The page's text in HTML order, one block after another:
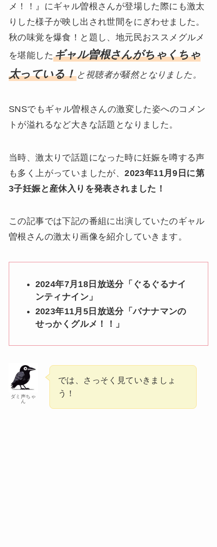
メ！！』にギャル曽根さんが登場した際にも激太
りした様子が映し出され世間をにぎわせました。
秋の味覚を爆食！と題し、地元民おススメグルメ
を堪能したギャル曽根さんがちゃくちゃ
太っている！ と視聴者が騒然となりました。
SNSでもギャル曽根さんの激変した姿へのコメン
トが溢れるなど大きな話題となりました。
当時、激太りで話題になった時に妊娠を噂する声
も多く上がっていましたが、2023年11月9日に第
3子妊娠と産休入りを発表されました！
この記事では下記の番組に出演していたのギャル
曽根さんの激太り画像を紹介していきます。
2024年7月18日放送分「ぐるぐるナイ
ンティナイン」
2023年11月5日放送分「バナナマンの
せっかくグルメ！！」
ダミ声ちゃ
ん
では、さっそく見ていきましょ
う！